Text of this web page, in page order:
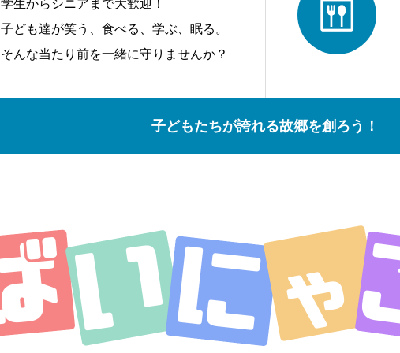
学生からシニアまで大歓迎！
子ども達が笑う、食べる、学ぶ、眠る。
そんな当たり前を一緒に守りませんか？
子どもたちが誇れる故郷を創ろう！